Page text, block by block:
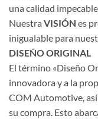
una calidad
Nuestra VISIÓN es
inigualable para
DISEÑO ORIGINAL
El término «Diseño
innovadora y a la
COM Automotive,
su compra. Esto